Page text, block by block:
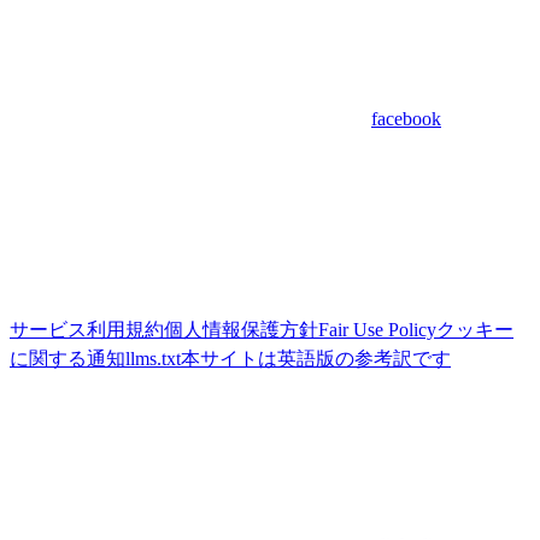
facebook
サービス利用規約個人情報保護方針Fair Use Policyクッキー
に関する通知llms.txt本サイトは英語版の参考訳です